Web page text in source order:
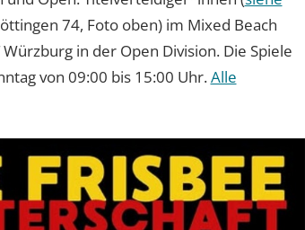
74, Foto oben) im Mixed Beach
in der Open Division. Die Spiele
von 09:00 bis 15:00 Uhr.Alle